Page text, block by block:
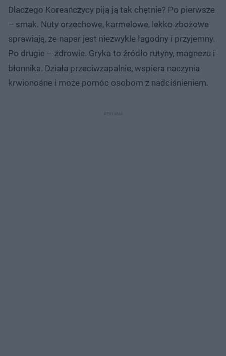
Dlaczego Koreańczycy piją ją tak chętnie? Po pierwsze
– smak. Nuty orzechowe, karmelowe, lekko zbożowe
sprawiają, że napar jest niezwykle łagodny i przyjemny.
Po drugie – zdrowie. Gryka to źródło rutyny, magnezu i
błonnika. Działa przeciwzapalnie, wspiera naczynia
krwionośne i może pomóc osobom z nadciśnieniem.